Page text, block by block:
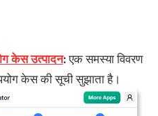
केस उत्पादन:एक समस्या विवरण
केस की सूची सुझाता है।